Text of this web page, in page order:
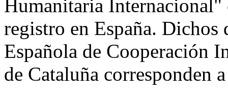
Humanitaria Internacional"
registro en España. Dichos
Española de Cooperación
de Cataluña corresponden